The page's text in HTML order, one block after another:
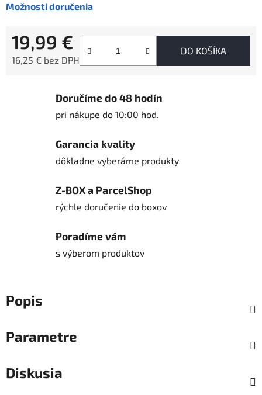
Možnosti doručenia
19,99 €
16,25 € bez DPH
DO KOŠÍKA
Doručíme do 48 hodín
pri nákupe do 10:00 hod.
Garancia kvality
dôkladne vyberáme produkty
Z-BOX a ParcelShop
rýchle doručenie do boxov
Poradíme vám
s výberom produktov
Popis
Parametre
Diskusia